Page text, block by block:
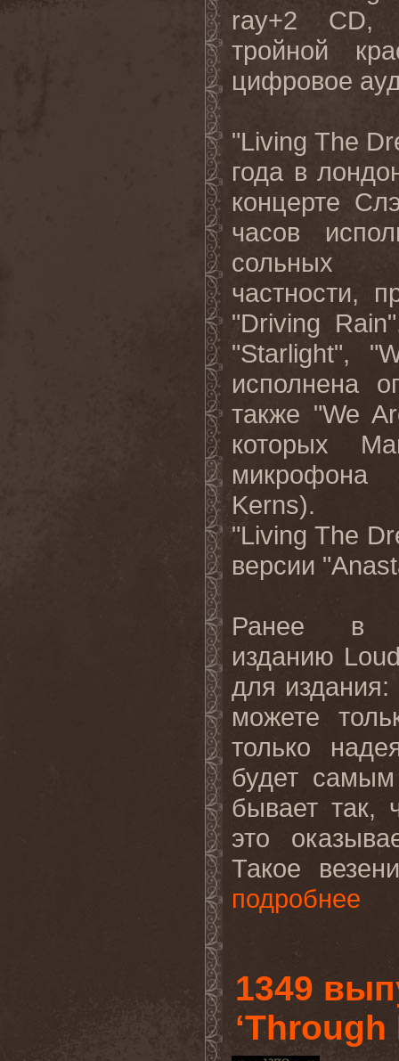
ray+2 CD,
тройной
цифровое
"Living The
года в
концерте
часов
частности,
"Driving
"Starlight",
исполнена
также "We
которых
Kerns).
"Living The
версии
Ранее в
изданию
для
можете
только
будет
бывает так,
это
Такое
подробнее
1349
‘Through